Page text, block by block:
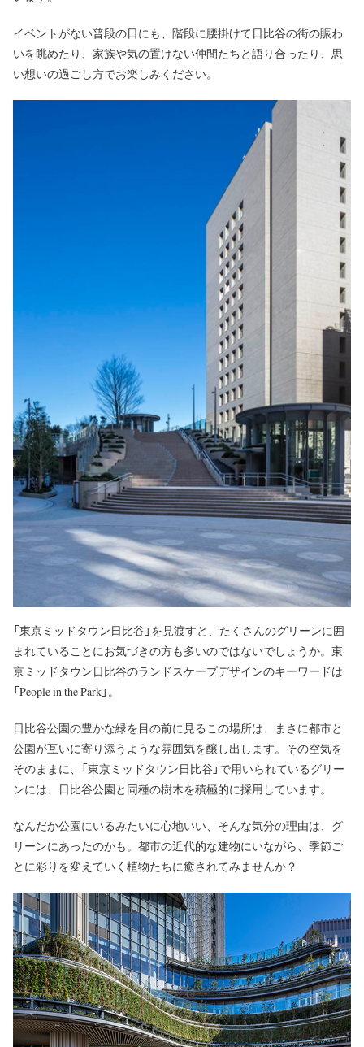
イベントがない普段の日にも、階段に腰掛けて日比谷の街の賑わ
いを眺めたり、家族や気の置けない仲間たちと語り合ったり、思
い想いの過ごし方でお楽しみください。
「東京ミッドタウン日比谷」を見渡すと、たくさんのグリーンに囲
まれていることにお気づきの方も多いのではないでしょうか。東
京ミッドタウン日比谷のランドスケープデザインのキーワードは
「People in the Park」。
日比谷公園の豊かな緑を目の前に見るこの場所は、まさに都市と
公園が互いに寄り添うような雰囲気を醸し出します。その空気を
そのままに、「東京ミッドタウン日比谷」で用いられているグリー
ンには、日比谷公園と同種の樹木を積極的に採用しています。
なんだか公園にいるみたいに心地いい、そんな気分の理由は、グ
リーンにあったのかも。都市の近代的な建物にいながら、季節ご
とに彩りを変えていく植物たちに癒されてみませんか？